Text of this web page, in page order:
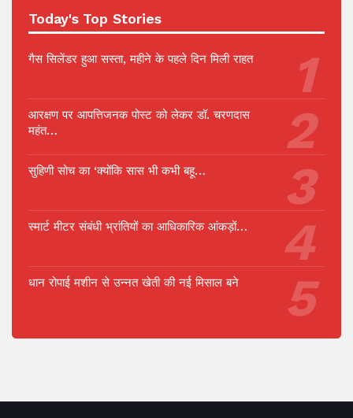
Today's Top Stories
गैस सिलेंडर हुआ सस्ता, महीने के पहले दिन मिली राहत
आरक्षण पर आपत्तिजनक पोस्ट को लेकर डॉ. चरणदास
महंत…
सुहिणी सोच का ‘क्योंकि सास भी कभी बहू…
स्मार्ट मीटर संबंधी भ्रांतियों का आधिकारिक आंकड़ों…
धान रोपाई मशीन से उन्नत खेती की नई मिसाल बने